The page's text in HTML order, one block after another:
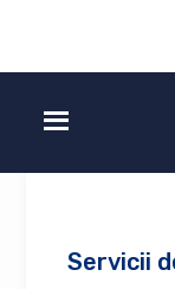
Servicii